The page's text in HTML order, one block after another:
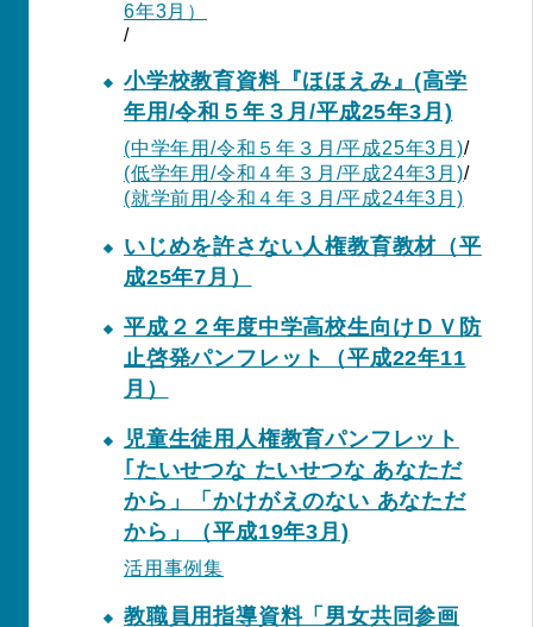
6年3月）
/
小学校教育資料『ほほえみ』(高学
年用/令和５年３月/平成25年3月)
(中学年用/令和５年３月/平成25年3月)/
(低学年用/令和４年３月/平成24年3月)/
(就学前用/令和４年３月/平成24年3月)
いじめを許さない人権教育教材（平
成25年7月）
平成２２年度中学高校生向けＤＶ防
止啓発パンフレット（平成22年11
月）
児童生徒用人権教育パンフレット
｢たいせつな たいせつな あなただ
から」「かけがえのない あなただ
から」（平成19年3月)
活用事例集
教職員用指導資料「男女共同参画